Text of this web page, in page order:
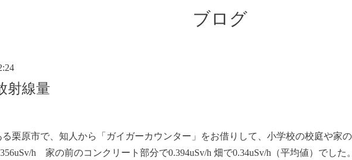
ブログ
射線量
栗原市で、知人から「ガイガーカウンター」をお借りして、小学校の校庭や家
h 家の前のコンクリート部分で0.394uSv/h 畑で0.34uSv/h（平均値）でした